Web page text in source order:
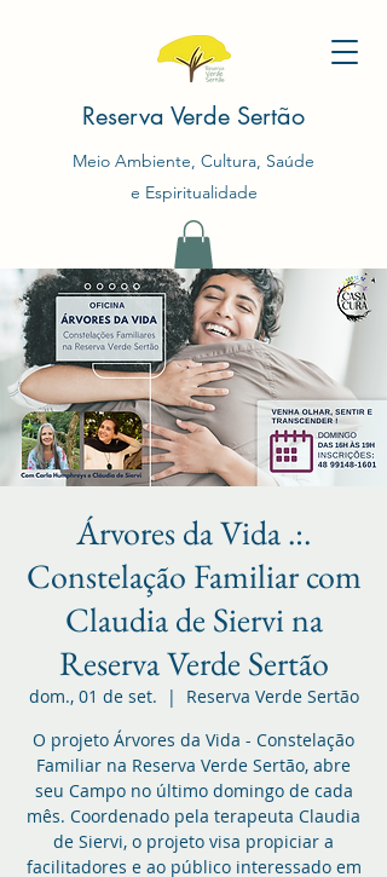
Reserva Verde Sertão
Meio Ambiente, Cultura, Saúde
e Espiritualidade
Árvores da Vida .:.
Constelação Familiar com
Claudia de Siervi na
Reserva Verde Sertão
dom., 01 de set.
  |
Reserva Verde Sertão
O projeto Árvores da Vida - Constelação
Familiar na Reserva Verde Sertão, abre
seu Campo no último domingo de cada
mês. Coordenado pela terapeuta Claudia
de Siervi, o projeto visa propiciar a
facilitadores e ao público interessado em